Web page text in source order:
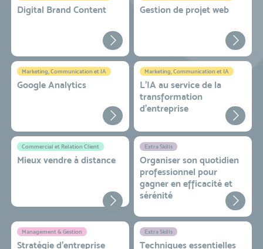
Digital Brand Content Gestion de projet web
Marketing, Communication et IA
Google Analytics
Marketing, Communication et IA
L'IA au service de la
transformation
d'entreprise
Commercial et Relation Client
Mieux vendre à distance
Extra Skills
Organiser son quotidien
professionnel pour
gagner en efficacité et
sérénité
Management & Gestion
Stratégie d’entreprise
Extra Skills
Techniques essentielles